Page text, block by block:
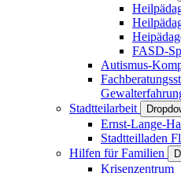
FASD-
Autismus-
Stadtteilarbeit
Ernst-Lange-
Stadtteilladen
Hilfen für Familien
Krisenzentrum